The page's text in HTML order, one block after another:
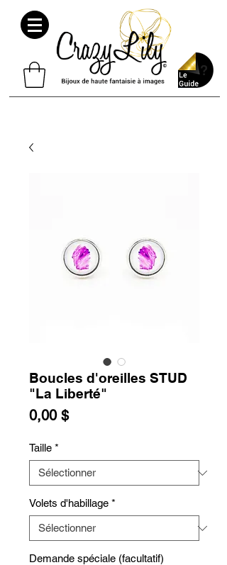
Boucles d'oreilles STUD
"La Liberté"
0,00 $Prix
Taille *
Volets d'habillage *
Demande spéciale (facultatif)